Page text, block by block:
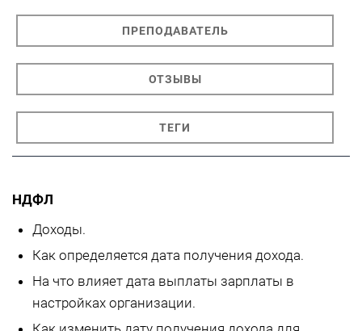
ПРЕПОДАВАТЕЛЬ
ОТЗЫВЫ
ТЕГИ
НДФЛ
Доходы.
Как определяется дата получения дохода.
На что влияет дата выплаты зарплаты в
настройках организации.